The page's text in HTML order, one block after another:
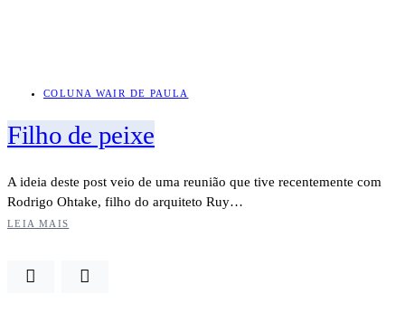
COLUNA WAIR DE PAULA
Filho de peixe
A ideia deste post veio de uma reunião que tive recentemente com
Rodrigo Ohtake, filho do arquiteto Ruy…
LEIA MAIS